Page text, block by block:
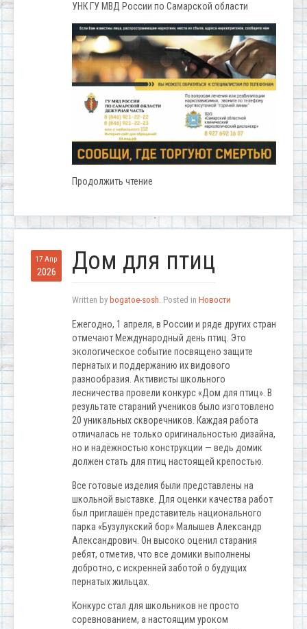
УНК ГУ МВД России по Самарской области
Продолжить чтение
17 Апр
2026 Дом для птиц
Written by bogatoe-sosh. Posted in Новости
Ежегодно, 1 апреля, в России и ряде других стран
отмечают Международный день птиц. Это
экологическое событие посвящено защите
пернатых и поддержанию их видового
разнообразия. Активисты школьного
лесничества провели конкурс «Дом для птиц». В
результате стараний учеников было изготовлено
20 уникальных скворечников. Каждая работа
отличалась не только оригинальностью дизайна,
но и надёжностью конструкции — ведь домик
должен стать для птиц настоящей крепостью.
Все готовые изделия были представлены на
школьной выставке. Для оценки качества работ
был приглашён представитель национального
парка «Бузулукский бор» Малышев Александр
Александрович. Он высоко оценил старания
ребят, отметив, что все домики выполнены
добротно, с искренней заботой о будущих
пернатых жильцах.
Конкурс стал для школьников не просто
соревнованием, а настоящим уроком